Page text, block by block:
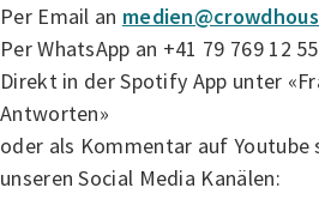
Per Email an
Per WhatsApp an +41 79 769 12 55
Direkt in der Spotify App unter
Antworten»
oder als Kommentar auf Youtube
unseren Social Media Kanälen: